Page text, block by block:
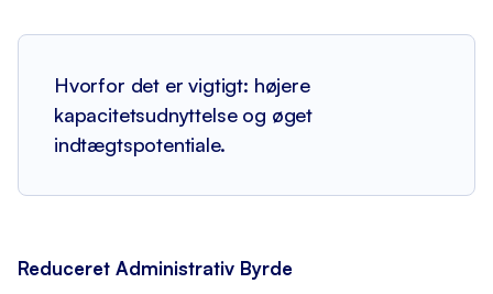
Hvorfor det er vigtigt: højere
kapacitetsudnyttelse og øget
indtægtspotentiale.
Reduceret Administrativ Byrde